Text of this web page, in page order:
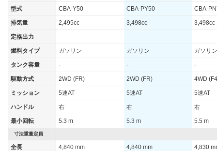
街地)
- - -
WLTCモード(郊
外)
WLTCモード(高
- - -
装備オプション
型式 CBA-Y50 CBA-PY50 CBA-
排気量 2,495cc 3,498cc 3,498cc
定格出力 - - -
燃料タイプ ガソリン ガソリン ガソリン
タンク容量 - - -
駆動方式 2WD (FR) 2WD (FR) 4WD
ミッション 5速AT 5速AT 5速AT
ハンドル 右 右 右
最小回転 5.3 m 5.3 m 5.5 m
寸法重量定員
全長 4,840 mm 4,840 mm 4,830